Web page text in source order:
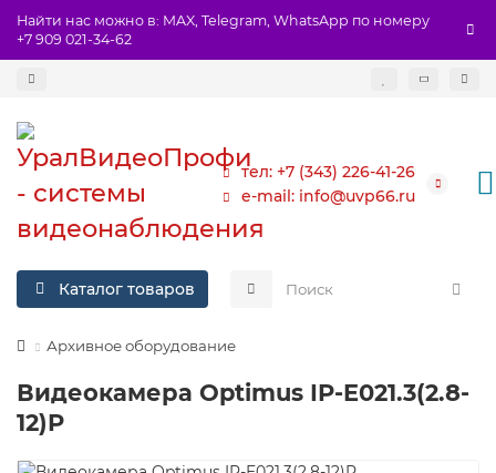
Найти нас можно в: MAX, Telegram, WhatsApp по номеру
+7 909 021-34-62
тел: +7 (343) 226-41-26
e-mail: info@uvp66.ru
Каталог товаров
Архивное оборудование
Видеокамера Optimus IP-E021.3(2.8-
12)P